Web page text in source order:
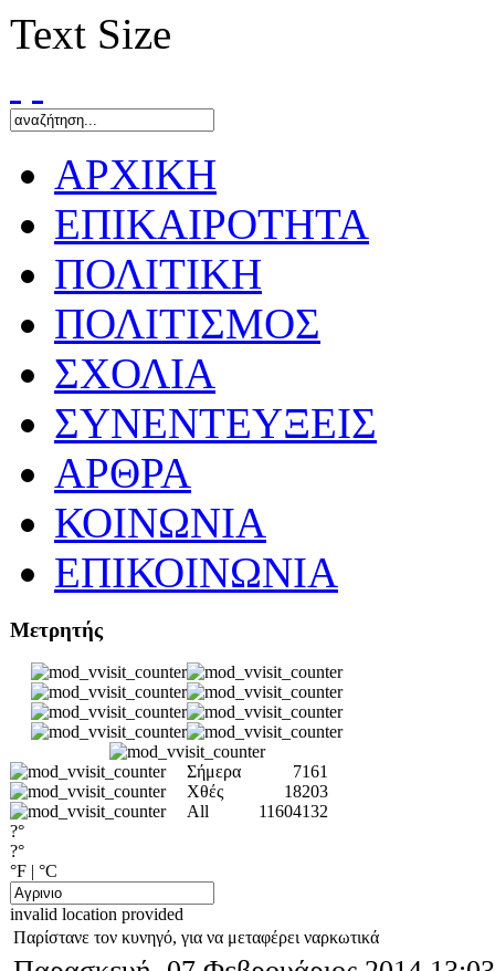
Text Size
ΑΡΧΙΚΗ
ΕΠΙΚΑΙΡΟΤΗΤΑ
ΠΟΛΙΤΙΚΗ
ΠΟΛΙΤΙΣΜΟΣ
ΣΧΟΛΙΑ
ΣΥΝΕΝΤΕΥΞΕΙΣ
ΑΡΘΡΑ
ΚΟΙΝΩΝΙΑ
ΕΠΙΚΟΙΝΩΝΙΑ
Μετρητής
Σήμερα
7161
Χθές
18203
All
11604132
?°
?°
°F | °C
invalid location provided
Παρίστανε τον κυνηγό, για να μεταφέρει ναρκωτικά